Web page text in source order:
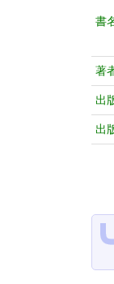
書
著
出
出